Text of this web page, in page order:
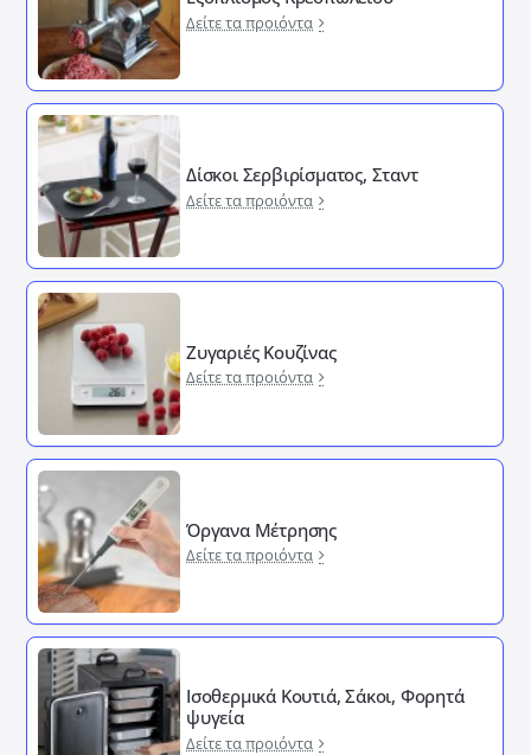
Δείτε τα προιόντα
Δίσκοι Σερβιρίσματος, Σταντ
Δείτε τα προιόντα
Ζυγαριές Κουζίνας
Δείτε τα προιόντα
Όργανα Μέτρησης
Δείτε τα προιόντα
Ισοθερμικά Κουτιά, Σάκοι, Φορητά
ψυγεία
Δείτε τα προιόντα